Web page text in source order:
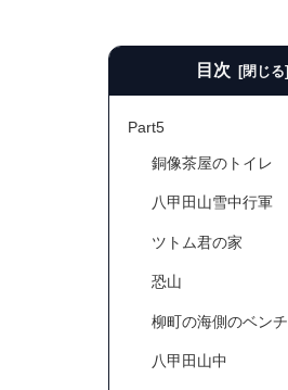
目次
Part5
銅像茶屋のトイレ
八甲田山雪中行軍
ツトム君の家
恐山
柳町の海側のベンチ
八甲田山中